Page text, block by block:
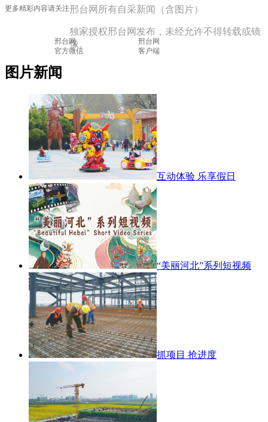
更多精彩内容请关注
			邢台网
			客户端
邢台网所有自采新闻（含图片）
独家授权邢台网发布，未经允许不得转载或镜
像。
图片新闻
互动体验 乐享假日
“美丽河北”系列短视频
抓项目 抢进度